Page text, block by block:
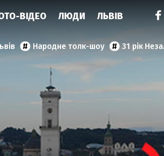
ВІДЕО ЛЮДИ ЛЬВІВ
Народне толк-шоу 31 рік